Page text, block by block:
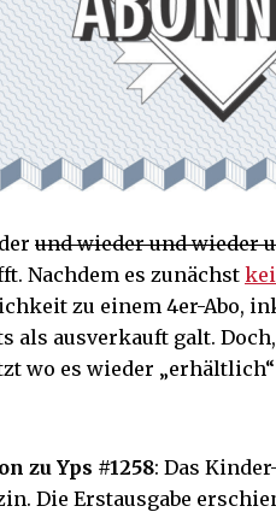
und wieder und wieder
Nachdem es zunächst
zu einem 4er-Abo,
als ausverkauft galt.
wo es wieder
zu Yps #1258: Das
Die Erstausgabe